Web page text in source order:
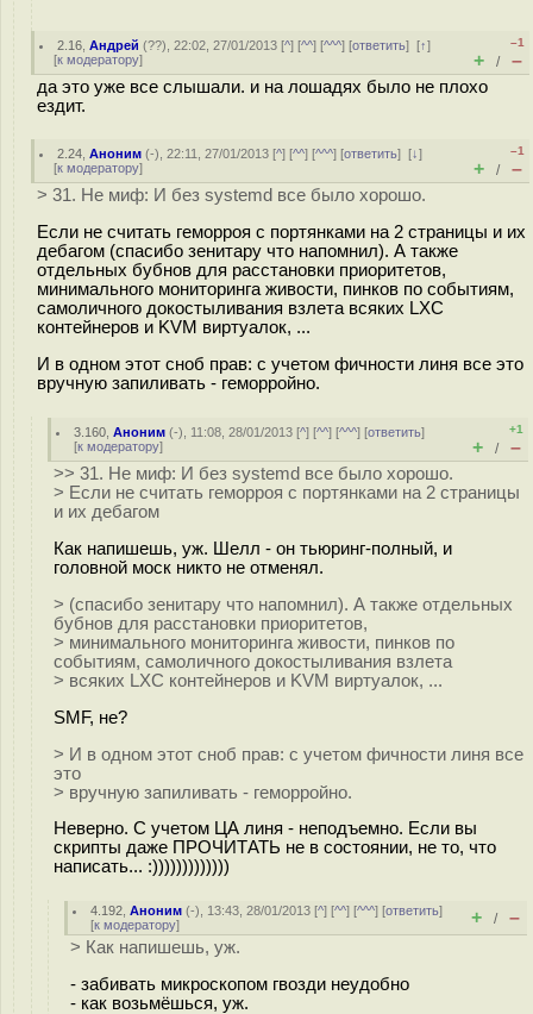
2.16 ,Андрей (??), 22:02, 27/01/2013 [^] [^^] [^^^] [ответить][↑]
[к модератору]
–1
+ / –
да это уже все слышали. и на лошадях было не плохо
ездит.
2.24 ,Аноним (-), 22:11, 27/01/2013 [^] [^^] [^^^] [ответить][↓]
[к модератору]
–1
+ / –
> 31. Не миф: И без systemd все было хорошо.
Если не считать геморроя с портянками на 2 страницы и их
дебагом (спасибо зенитару что напомнил). А также
отдельных бубнов для расстановки приоритетов,
минимального мониторинга живости, пинков по событиям,
самоличного докостыливания взлета всяких LXC
контейнеров и KVM виртуалок, ...
И в одном этот сноб прав: с учетом фичности линя все это
вручную запиливать - геморройно.
3.160 ,Аноним (-), 11:08, 28/01/2013 [^] [^^] [^^^] [ответить]
[к модератору]
+1
+ / –
>> 31. Не миф: И без systemd все было хорошо.
> Если не считать геморроя с портянками на 2 страницы
и их дебагом
Как напишешь, уж. Шелл - он тьюринг-полный, и
головной моск никто не отменял.
> (спасибо зенитару что напомнил). А также отдельных
бубнов для расстановки приоритетов,
> минимального мониторинга живости, пинков по
событиям, самоличного докостыливания взлета
> всяких LXC контейнеров и KVM виртуалок, ...
SMF, не?
> И в одном этот сноб прав: с учетом фичности линя все
это
> вручную запиливать - геморройно.
Неверно. С учетом ЦА линя - неподъемно. Если вы
скрипты даже ПРОЧИТАТЬ не в состоянии, не то, что
написать... :)))))))))))))
4.192 ,Аноним (-), 13:43, 28/01/2013 [^] [^^] [^^^] [ответить]
[к модератору] + / –
> Как напишешь, уж.
- забивать микроскопом гвозди неудобно
- как возьмёшься, уж.